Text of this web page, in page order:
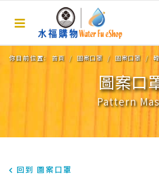
你目前位置: 首頁 圖案口罩 圖案口罩
圖案口
Pattern
回到 圖案口罩